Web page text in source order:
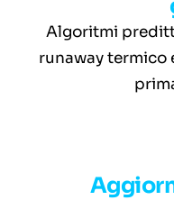
Algoritmi
runaway termico